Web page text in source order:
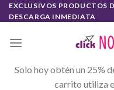
Skip
to
EXCLUSIVOS PRODUCTOS
DESCARGA INMEDIATA
Solo hoy obtén un 25%
carrito utiliza